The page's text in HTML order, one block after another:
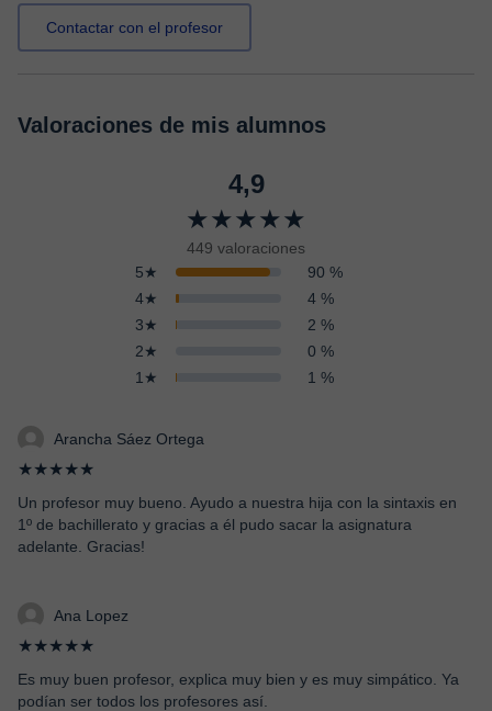
Contactar con el profesor
Valoraciones de mis alumnos
4,9
★★★★★
449 valoraciones
5★
90 %
4★
4 %
3★
2 %
2★
0 %
1★
1 %
Arancha Sáez Ortega
★★★★★
Un profesor muy bueno. Ayudo a nuestra hija con la sintaxis en
1º de bachillerato y gracias a él pudo sacar la asignatura
adelante. Gracias!
Ana Lopez
★★★★★
Es muy buen profesor, explica muy bien y es muy simpático. Ya
podían ser todos los profesores así.